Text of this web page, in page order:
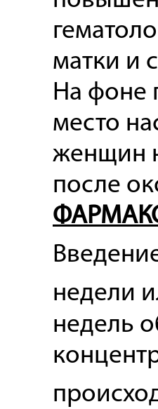
матки и
На фоне
место
женщин
после
недели
недель